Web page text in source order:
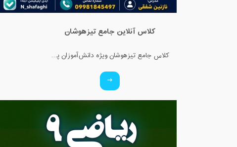
کلاس آنلاین جامع تیزهوشان
کلاس جامع تیزهوشان ویژه دانش‌آموزان پایه ششم